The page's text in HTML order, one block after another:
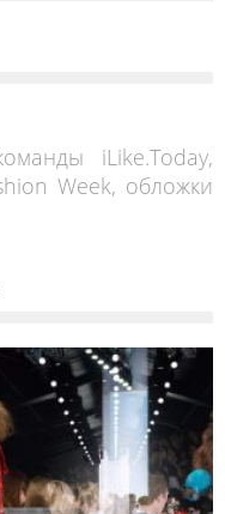
iLike.Today,
Week, обложки